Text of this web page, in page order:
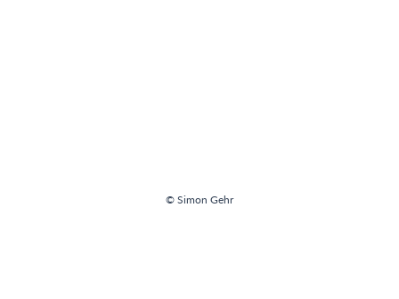
© Simon Gehr